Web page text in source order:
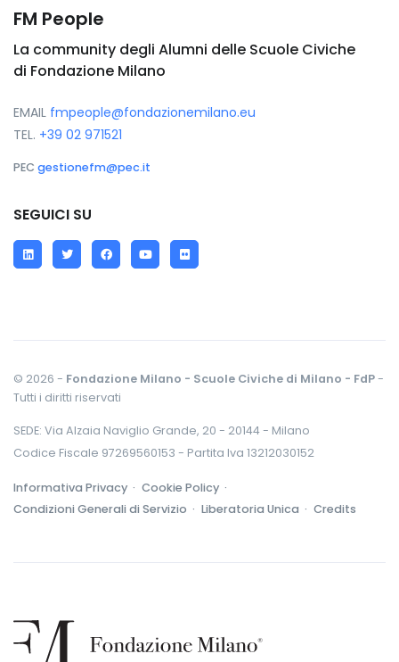
FM People
La community degli Alumni delle Scuole Civiche
di Fondazione Milano
EMAIL fmpeople@fondazionemilano.eu
TEL. +39 02 971521
PEC gestionefm@pec.it
SEGUICI SU
LinkedInTwitterFacebookYouTube
Flickr
© 2026 - Fondazione Milano - Scuole Civiche di Milano - FdP-
Tutti i diritti riservati
SEDE: Via Alzaia Naviglio Grande, 20 - 20144 - Milano
Codice Fiscale 97269560153 - Partita Iva 13212030152
Informativa Privacy · Cookie Policy ·
Condizioni Generali di Servizio · Liberatoria Unica · Credits